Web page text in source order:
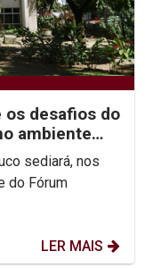
os desafios do
ambiente
sediará, nos
do Fórum
LER MAIS